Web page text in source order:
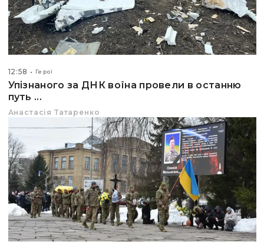
12:58 Герої
Упізнаного за ДНК воїна провели в останню
путь ...
Анастасія Татаренко